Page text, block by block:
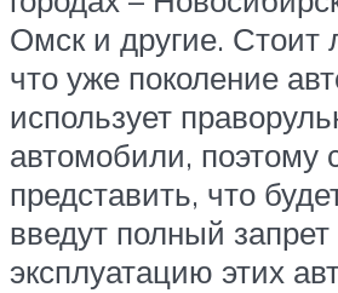
Омск и другие. Стоит
что уже поколение
использует
автомобили, поэтому
представить, что
введут полный запрет
эксплуатацию этих